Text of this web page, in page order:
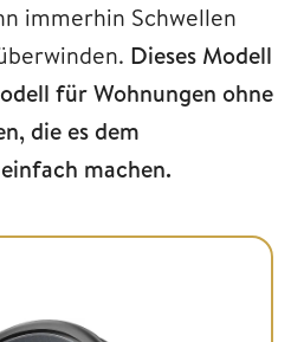
immerhin Schwellen
Dieses Modell
für Wohnungen ohne
die es dem
machen.